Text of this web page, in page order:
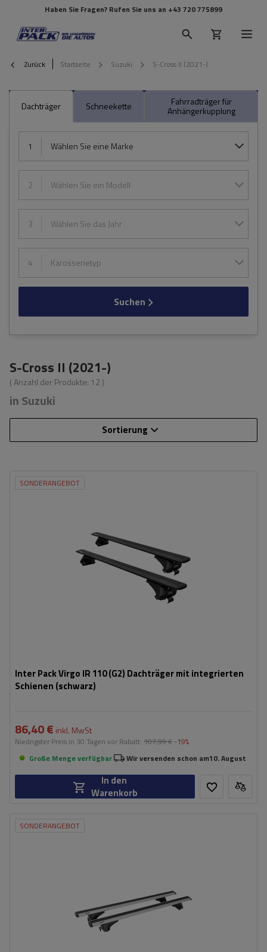
Haben Sie Fragen? Rufen Sie uns an +43 720 775899
Zurück Startseite Suzuki S-Cross II (2021-)
Dachträger Schneekette Fahrradträger für
Anhängerkupplung
1 Wählen Sie eine Marke
2 Wählen Sie ein Modell
3 Wählen Sie das Jahr
4 Karosserietyp
Suchen
S-Cross II (2021-)
( Anzahl der Produkte: 12 )
in Suzuki
Sortierung
SONDERANGEBOT
Inter Pack Virgo IR 110 (G2) Dachträger mit integrierten
Schienen (schwarz)
86,40 € inkl. MwSt
Niedrigster Preis in 30 Tagen vor Rabatt: 107,99 € -19%
Große Menge verfügbar
Wir versenden schon am10. August
In den
Warenkorb
SONDERANGEBOT